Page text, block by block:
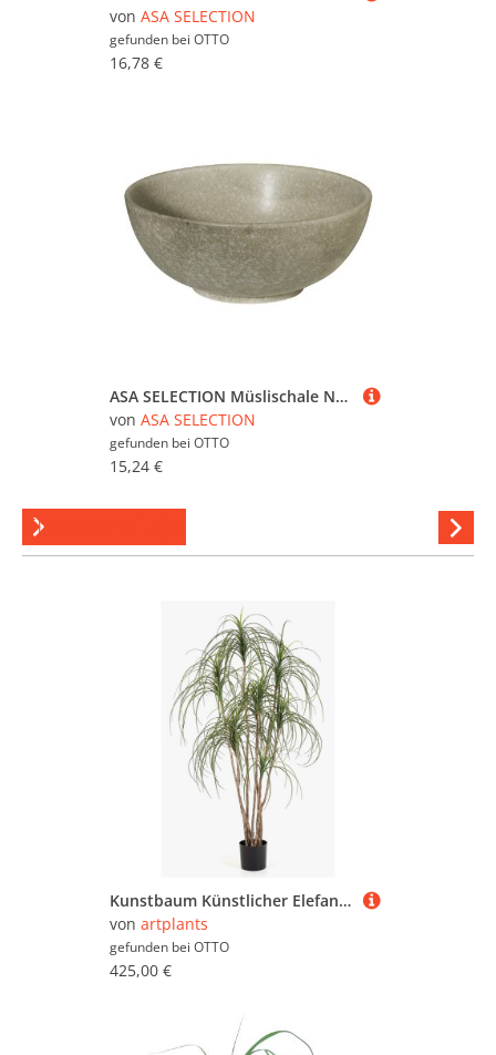
von ASA SELECTION
gefunden bei OTTO
16,78 €
ASA SELECTION Müslischale Nesuto Müslischale Bonsai 0,4 l, Porzellan, (Müslischalen), Geschirr
von ASA SELECTION
gefunden bei OTTO
15,24 €
Elefantenfüße
Kunstbaum Künstlicher Elefantenfuß Baum ALWINA, Naturstamm, grün, 150cm Elefantenfuß, artplants, Höhe 150.0 cm
von artplants
gefunden bei OTTO
425,00 €